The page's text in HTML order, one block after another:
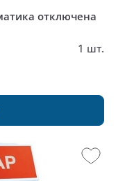
отключена
1 шт.